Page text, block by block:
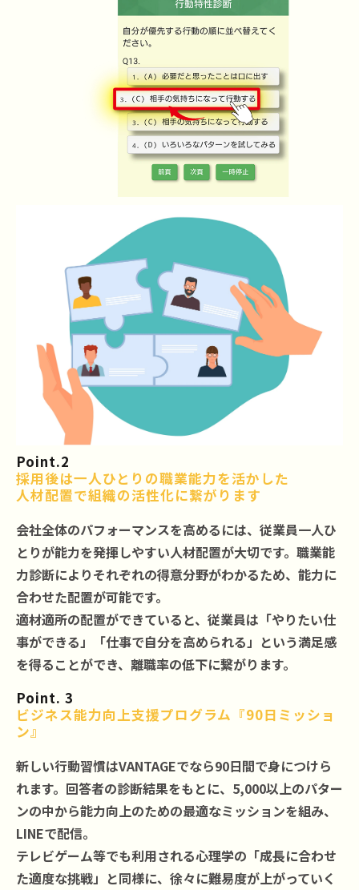
Point.2
採用後は一人ひとりの職業能力を活かした
人材配置で組織の活性化に繋がります
会社全体のパフォーマンスを高めるには、従業員一人ひ
とりが能力を発揮しやすい人材配置が大切です。職業能
力診断によりそれぞれの得意分野がわかるため、能力に
合わせた配置が可能です。
適材適所の配置ができていると、従業員は「やりたい仕
事ができる」「仕事で自分を高められる」という満足感
を得ることができ、離職率の低下に繋がります。
Point. 3
ビジネス能力向上支援プログラム『90日ミッショ
ン』
新しい行動習慣はVANTAGEでなら90日間で身につけら
れます。回答者の診断結果をもとに、5,000以上のパター
ンの中から能力向上のための最適なミッションを組み、
LINEで配信。
テレビゲーム等でも利用される心理学の「成長に合わせ
た適度な挑戦」と同様に、徐々に難易度が上がっていく